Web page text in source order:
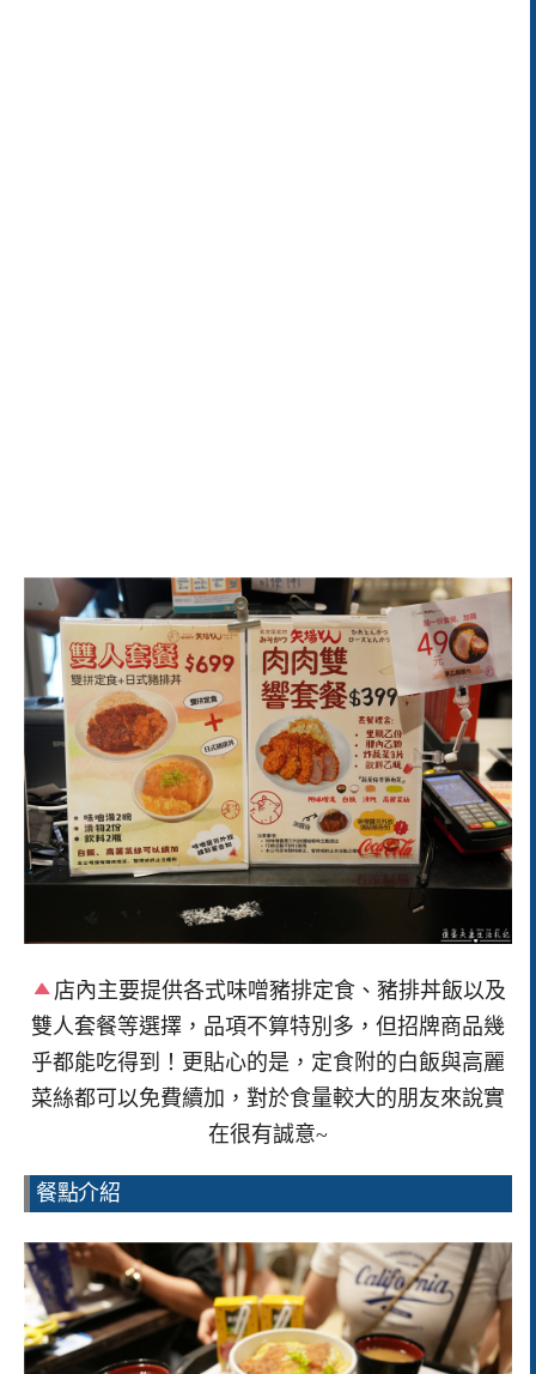
店內主要提供各式味噌豬排定食、豬排丼飯以及
雙人套餐等選擇，品項不算特別多，但招牌商品幾
乎都能吃得到！更貼心的是，定食附的白飯與高麗
菜絲都可以免費續加，對於食量較大的朋友來說實
在很有誠意~
餐點介紹